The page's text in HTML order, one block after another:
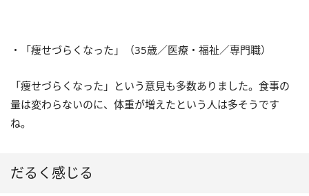
・「痩せづらくなった」（35歳／医療・福祉／専門職）
「痩せづらくなった」という意見も多数ありました。食事の
量は変わらないのに、体重が増えたという人は多そうです
ね。
だるく感じる